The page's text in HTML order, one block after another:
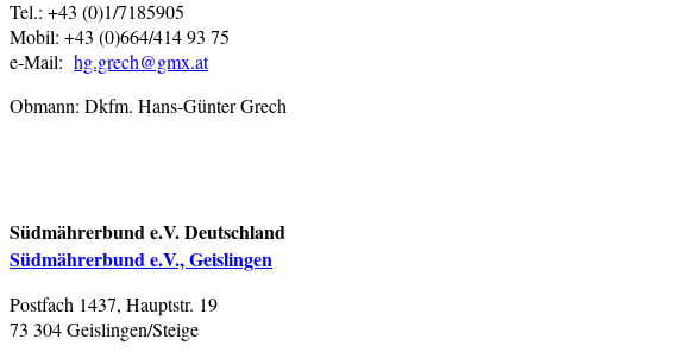
Tel.: +43 (0)1/7185905
Mobil: +43 (0)664/414 93 75
e-Mail: hg.grech@gmx.at
Obmann: Dkfm. Hans-Günter Grech
Südmährerbund e.V. Deutschland
Südmährerbund e.V., Geislingen
Postfach 1437, Hauptstr. 19
73 304 Geislingen/Steige